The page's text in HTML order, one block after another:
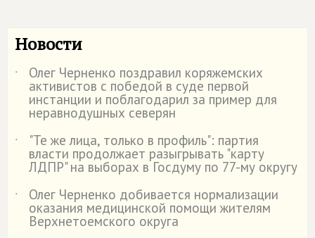
Новости
˙ Олег Черненко поздравил коряжемских
активистов с победой в суде первой
инстанции и поблагодарил за пример для
неравнодушных северян
˙
"Те же лица, только в профиль": партия
власти продолжает разыгрывать "карту
ЛДПР" на выборах в Госдуму по 77-му округу
˙
Олег Черненко добивается нормализации
оказания медицинской помощи жителям
Верхнетоемского округа